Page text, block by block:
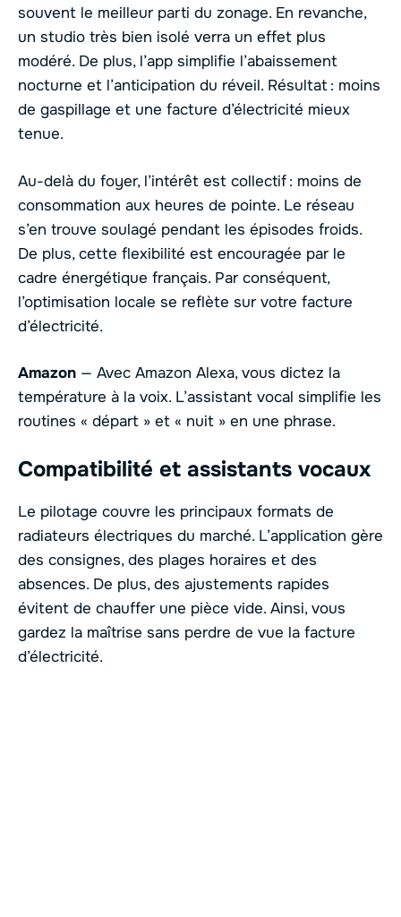
souvent le meilleur parti du zonage. En revanche,
un studio très bien isolé verra un effet plus
modéré. De plus, l’app simplifie l’abaissement
nocturne et l’anticipation du réveil. Résultat : moins
de gaspillage et une facture d’électricité mieux
tenue.
Au-delà du foyer, l’intérêt est collectif : moins de
consommation aux heures de pointe. Le réseau
s’en trouve soulagé pendant les épisodes froids.
De plus, cette flexibilité est encouragée par le
cadre énergétique français. Par conséquent,
l’optimisation locale se reflète sur votre facture
d’électricité.
Amazon — Avec Amazon Alexa, vous dictez la
température à la voix. L’assistant vocal simplifie les
routines « départ » et « nuit » en une phrase.
Compatibilité et assistants vocaux
Le pilotage couvre les principaux formats de
radiateurs électriques du marché. L’application gère
des consignes, des plages horaires et des
absences. De plus, des ajustements rapides
évitent de chauffer une pièce vide. Ainsi, vous
gardez la maîtrise sans perdre de vue la facture
d’électricité.